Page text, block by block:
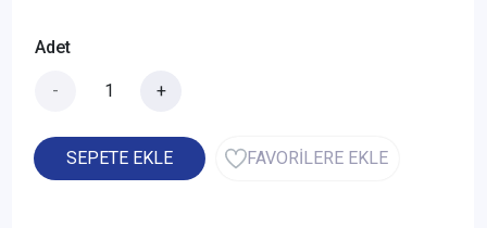
Adet
- +
SEPETE EKLE FAVORİLERE EKLE